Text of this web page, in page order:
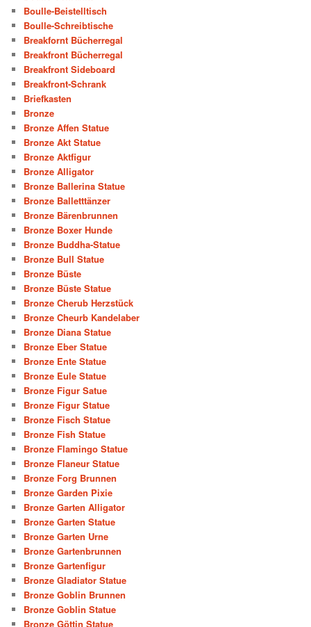
Boulle-Beistelltisch
Boulle-Schreibtische
Breakfornt Bücherregal
Breakfront Bücherregal
Breakfront Sideboard
Breakfront-Schrank
Briefkasten
Bronze
Bronze Affen Statue
Bronze Akt Statue
Bronze Aktfigur
Bronze Alligator
Bronze Ballerina Statue
Bronze Balletttänzer
Bronze Bärenbrunnen
Bronze Boxer Hunde
Bronze Buddha-Statue
Bronze Bull Statue
Bronze Büste
Bronze Büste Statue
Bronze Cherub Herzstück
Bronze Cheurb Kandelaber
Bronze Diana Statue
Bronze Eber Statue
Bronze Ente Statue
Bronze Eule Statue
Bronze Figur Satue
Bronze Figur Statue
Bronze Fisch Statue
Bronze Fish Statue
Bronze Flamingo Statue
Bronze Flaneur Statue
Bronze Forg Brunnen
Bronze Garden Pixie
Bronze Garten Alligator
Bronze Garten Statue
Bronze Garten Urne
Bronze Gartenbrunnen
Bronze Gartenfigur
Bronze Gladiator Statue
Bronze Goblin Brunnen
Bronze Goblin Statue
Bronze Göttin Statue